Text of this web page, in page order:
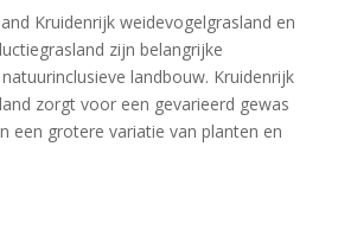
Kruidenrijk weidevogelgrasland en
zijn belangrijke
landbouw. Kruidenrijk
zorgt voor een gevarieerd gewas
een grotere variatie van planten en